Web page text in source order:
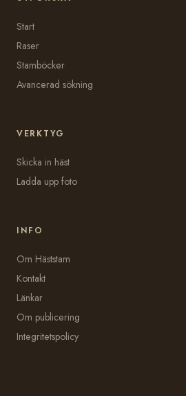
Start
Raser
Stamböcker
Avancerad sökning
VERKTYG
Skicka in häst
Ladda upp foto
INFO
Om Häststam
Kontakt
Länkar
Om publicering
Integritetspolicy